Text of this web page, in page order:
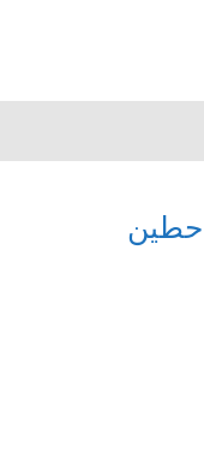
حطين